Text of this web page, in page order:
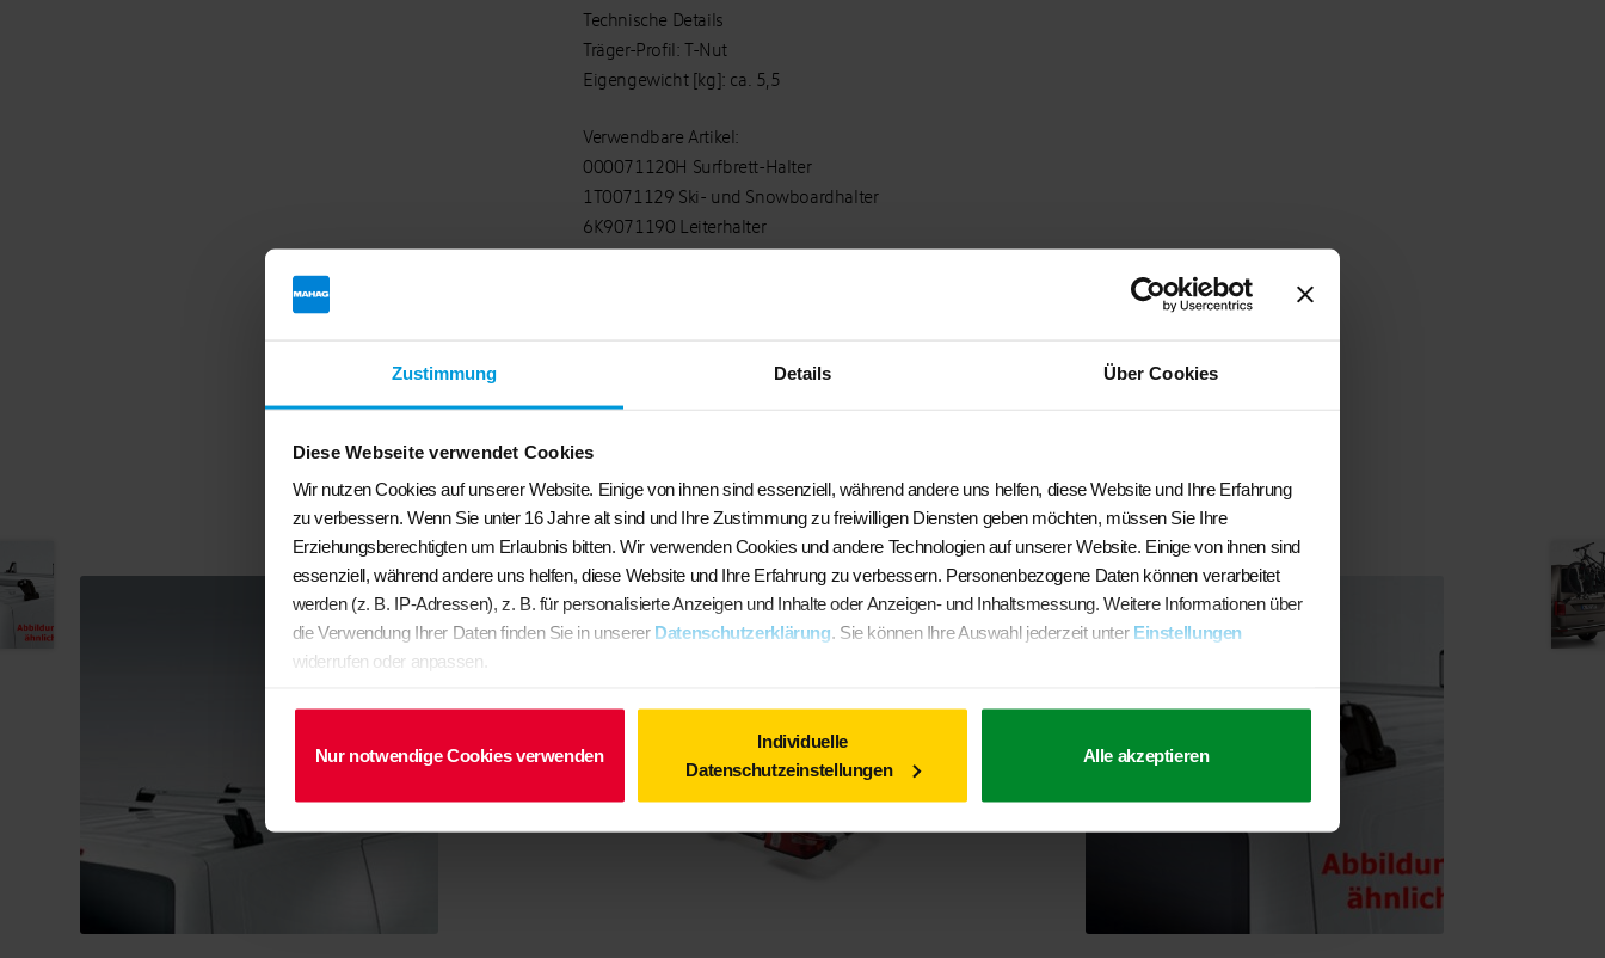
Zustimmung Details Über Cookies
Diese Webseite verwendet Cookies
Wir nutzen Cookies auf unserer Website. Einige von ihnen sind essenziell, während andere uns helfen, diese Website und Ihre Erfahrung
zu verbessern. Wenn Sie unter 16 Jahre alt sind und Ihre Zustimmung zu freiwilligen Diensten geben möchten, müssen Sie Ihre
Erziehungsberechtigten um Erlaubnis bitten. Wir verwenden Cookies und andere Technologien auf unserer Website. Einige von ihnen sind
essenziell, während andere uns helfen, diese Website und Ihre Erfahrung zu verbessern. Personenbezogene Daten können verarbeitet
werden (z. B. IP-Adressen), z. B. für personalisierte Anzeigen und Inhalte oder Anzeigen- und Inhaltsmessung. Weitere Informationen über
die Verwendung Ihrer Daten finden Sie in unserer Datenschutzerklärung. Sie können Ihre Auswahl jederzeit unter Einstellungen
widerrufen oder anpassen.
Nur notwendige Cookies verwenden
Individuelle
Datenschutzeinstellungen
Alle akzeptieren
Technische Details
Träger-Profil: T-Nut
Eigengewicht [kg]: ca. 5,5
Verwendbare Artikel:
000071120H Surfbrett-Halter
1T0071129 Ski- und Snowboardhalter
6K9071190 Leiterhalter
6K9071192 Laufrolle
Ähnliche Produkte